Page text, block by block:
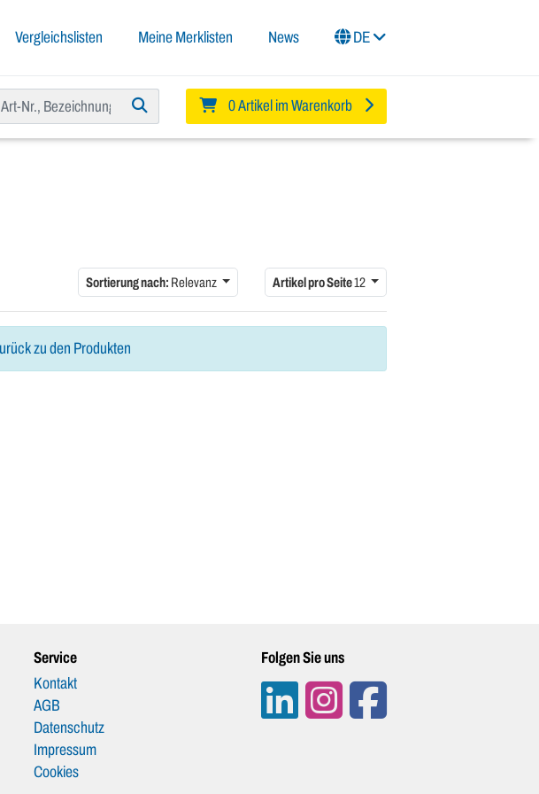
Vergleichslisten Meine Merklisten News DE
0 Artikel im Warenkorb
Sortierung nach: Relevanz Artikel pro Seite12
zu den Produkten
Service
Kontakt
AGB
Datenschutz
Impressum
Cookies
Folgen Sie uns